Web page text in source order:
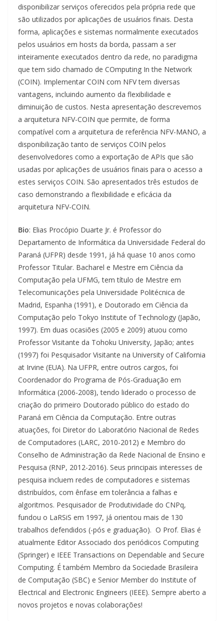
disponibilizar serviços oferecidos pela própria rede que
são utilizados por aplicações de usuários finais. Desta
forma, aplicações e sistemas normalmente executados
pelos usuários em hosts da borda, passam a ser
inteiramente executados dentro da rede, no paradigma
que tem sido chamado de COmputing In the Network
(COIN). Implementar COIN com NFV tem diversas
vantagens, incluindo aumento da flexibilidade e
diminuição de custos. Nesta apresentação descrevemos
a arquitetura NFV-COIN que permite, de forma
compatível com a arquitetura de referência NFV-MANO, a
disponibilização tanto de serviços COIN pelos
desenvolvedores como a exportação de APIs que são
usadas por aplicações de usuários finais para o acesso a
estes serviços COIN. São apresentados três estudos de
caso demonstrando a flexibilidade e eficácia da
arquitetura NFV-COIN.
Bio: Elias Procópio Duarte Jr. é Professor do
Departamento de Informática da Universidade Federal do
Paraná (UFPR) desde 1991, já há quase 10 anos como
Professor Titular. Bacharel e Mestre em Ciência da
Computação pela UFMG, tem título de Mestre em
Telecomunicações pela Universidade Politécnica de
Madrid, Espanha (1991), e Doutorado em Ciência da
Computação pelo Tokyo Institute of Technology (Japão,
1997). Em duas ocasiões (2005 e 2009) atuou como
Professor Visitante da Tohoku University, Japão; antes
(1997) foi Pesquisador Visitante na University of California
at Irvine (EUA). Na UFPR, entre outros cargos, foi
Coordenador do Programa de Pós-Graduação em
Informática (2006-2008), tendo liderado o processo de
criação do primeiro Doutorado público do estado do
Paraná em Ciência da Computação. Entre outras
atuações, foi Diretor do Laboratório Nacional de Redes
de Computadores (LARC, 2010-2012) e Membro do
Conselho de Administração da Rede Nacional de Ensino e
Pesquisa (RNP, 2012-2016). Seus principais interesses de
pesquisa incluem redes de computadores e sistemas
distribuídos, com ênfase em tolerância a falhas e
algoritmos. Pesquisador de Produtividade do CNPq,
fundou o LaRSiS em 1997, já orientou mais de 130
trabalhos defendidos (-pós e graduação). O Prof. Elias é
atualmente Editor Associado dos periódicos Computing
(Springer) e IEEE Transactions on Dependable and Secure
Computing. É também Membro da Sociedade Brasileira
de Computação (SBC) e Senior Member do Institute of
Electrical and Electronic Engineers (IEEE). Sempre aberto a
novos projetos e novas colaborações!